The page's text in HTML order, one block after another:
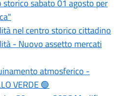
storico sabato 01 agosto per
nel centro storico cittadino
- Nuovo assetto mercati
atmosferico -
VERDE 🟢